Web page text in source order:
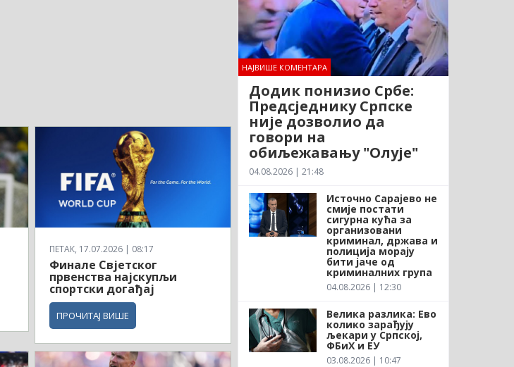
ПЕТАК, 17.07.2026 | 08:17
Финале Свјетског
првенства најскупљи
спортски догађај
ПРОЧИТАЈ ВИШЕ
НАЈВИШЕ КОМЕНТАРА
Додик понизио Србе:
Предсједнику Српске
није дозволио да
говори на
обиљежавању "Олује"
04.08.2026 | 21:48
Источно Сарајево не
смије постати
сигурна кућа за
организовани
криминал, држава и
полиција морају
бити јаче од
криминалних група
04.08.2026 | 12:30
Велика разлика: Ево
колико зарађују
љекари у Српској,
ФБиХ и ЕУ
03.08.2026 | 10:47